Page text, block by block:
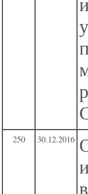
250 30.12.2016